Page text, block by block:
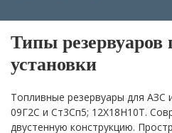
Типы резервуаров
установки
Топливные резервуары для АЗС
09Г2С и Ст3Сп5; 12Х18Н10Т.
двустенную конструкцию.